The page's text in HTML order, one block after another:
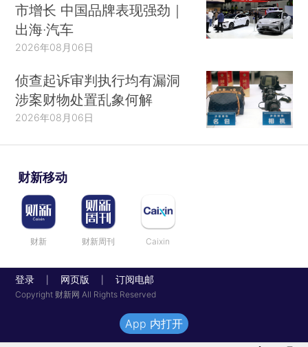
市增长 中国品牌表现强劲｜
出海·汽车
2026年08月06日
侦查起诉审判执行均有漏洞
涉案财物处置乱象何解
2026年08月06日
财新移动
财新 财新周刊 Caixin
登录 网页版 订阅电邮
Copyright 财新网 All Rights Reserved
App 内打开